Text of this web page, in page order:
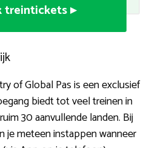
treintickets ▸
of Global Pas is een exclusief
biedt tot veel treinen in
30 aanvullende landen. Bij
je meteen instappen wanneer